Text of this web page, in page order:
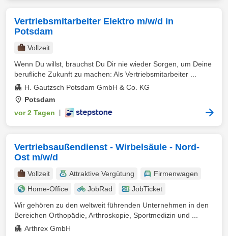
Vertriebsmitarbeiter Elektro m/w/d in
Potsdam
Vollzeit
Wenn Du willst, brauchst Du Dir nie wieder Sorgen, um Deine
berufliche Zukunft zu machen: Als Vertriebsmitarbeiter ...
H. Gautzsch Potsdam GmbH & Co. KG
Potsdam
vor 2 Tagen
Vertriebsaußendienst - Wirbelsäule - Nord-
Ost m/w/d
Vollzeit Attraktive Vergütung
Firmenwagen
Home-Office
JobRad
JobTicket
Wir gehören zu den weltweit führenden Unternehmen in den
Bereichen Orthopädie, Arthroskopie, Sportmedizin und ...
Arthrex GmbH